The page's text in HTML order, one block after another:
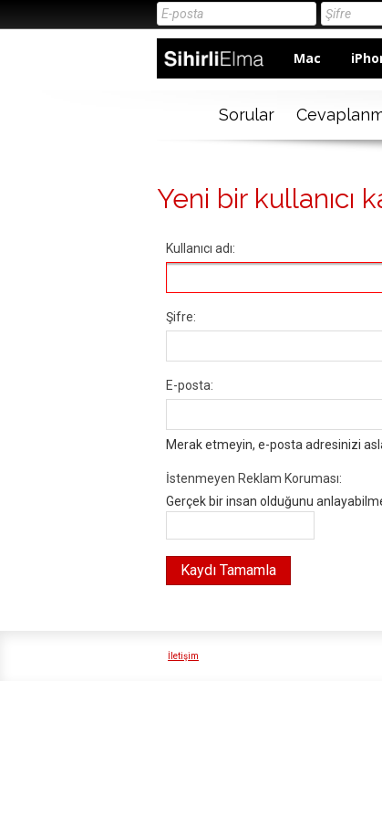
Mac
Sorular
Yeni bir kullanıcı
Kullanıcı adı:
Şifre:
E-posta:
Merak etmeyin, e-posta adresinizi
İstenmeyen Reklam Koruması:
Gerçek bir insan olduğunu
İletişim